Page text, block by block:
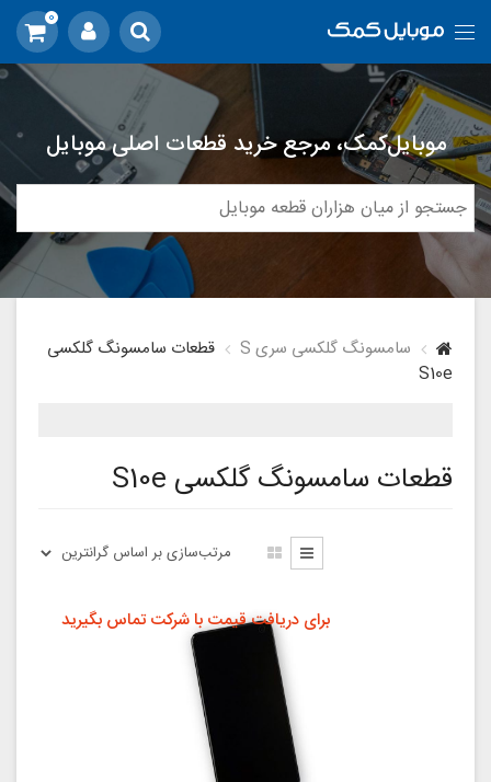
0
موبایل‌کمک، مرجع خرید قطعات اصلی موبایل
سامسونگ گلکسی سری S
قطعات سامسونگ گلکسی
S10e
قطعات سامسونگ گلکسی S10e
برای دریافت قیمت با شرکت تماس بگیرید